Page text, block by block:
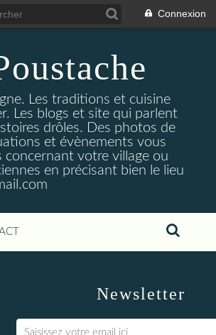
Connexion
Les traditions et cuisine
Les blogs et site qui parlent
drôles. Des photos de
et évènements vous
concernant votre village ou
en précisant bien le lieu
Newsletter